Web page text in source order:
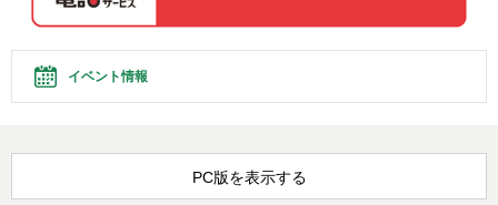
イベント情報
PC版を表示する